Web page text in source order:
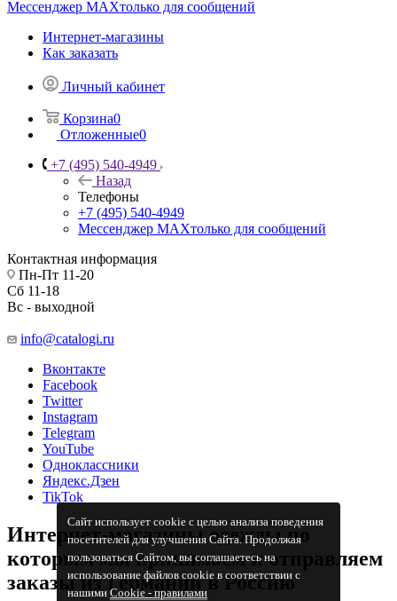
Сайт использует cookie с целью анализа поведения
посетителей для улучшения Сайта. Продолжая
пользоваться Сайтом, вы соглашаетесь на
использование файлов cookie в соответствии с
нашимиCookiе - правилами
Мессенджер МАХтолько для сообщений
Интернет-магазины
Как заказать
Личный кабинет
Корзина0
Отложенные0
+7 (495) 540-4949
Назад
Телефоны
+7 (495) 540-4949
Мессенджер МАХтолько для сообщений
Контактная информация
Пн-Пт 11-20
Сб 11-18
Вс - выходной
info@catalogi.ru
Вконтакте
Facebook
Twitter
Instagram
Telegram
YouTube
Одноклассники
Яндекс.Дзен
TikTok
Интернет-магазины одежды по
которым мы принимаем и отправляем
заказы из Германии в Россию